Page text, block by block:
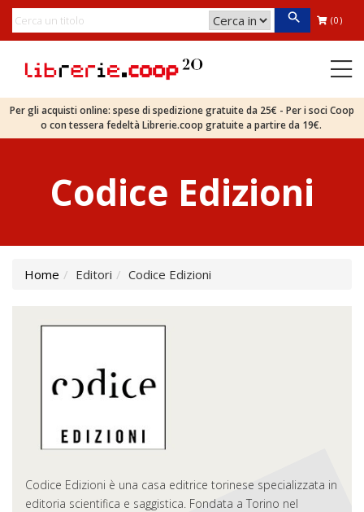
(0)
Per gli acquisti online: spese di spedizione gratuite da 25€ - Per i soci Coop
o con tessera fedeltà Librerie.coop gratuite a partire da 19€.
Codice Edizioni
Home Editori Codice Edizioni
Codice Edizioni è una casa editrice torinese specializzata in
editoria scientifica e saggistica. Fondata a Torino nel